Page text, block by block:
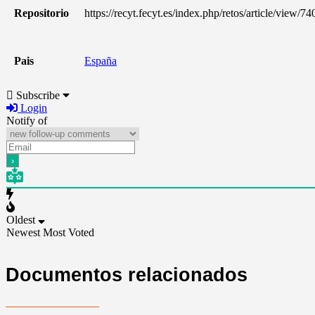
Repositorio https://recyt.fecyt.es/index.php/retos/article/view/
Pais España
Subscribe
Login
Notify of
Oldest
Newest Most Voted
Documentos relacionados